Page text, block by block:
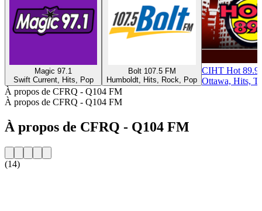
Magic 97.1
Swift Current, Hits, Pop
Bolt 107.5 FM
Humboldt, Hits, Rock, Pop
CIHT Hot 89.9
Ottawa, Hits,
À propos de CFRQ - Q104 FM
À propos de CFRQ - Q104 FM
À propos de CFRQ - Q104 FM
(14)